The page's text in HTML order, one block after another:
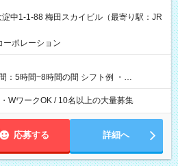
中1-1-88 梅田スカイビル（最寄り駅：JR
ーポレーション
：5時間~8時間の間 シフト例 ・
間 ・9:30~14:30 実働5時間 ・
時間
WワークOK / 10名以上の大量募集
応募する 詳細へ